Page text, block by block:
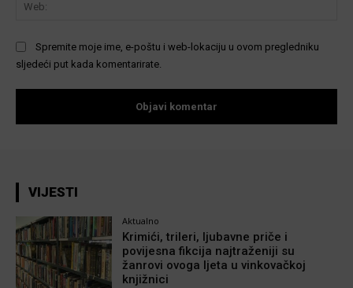
Spremite moje ime, e-poštu i web-lokaciju u ovom pregledniku
sljedeći put kada komentarirate.
VIJESTI
Aktualno
Krimići, trileri, ljubavne priče i
povijesna fikcija najtraženiji su
žanrovi ovoga ljeta u vinkovačkoj
knjižnici